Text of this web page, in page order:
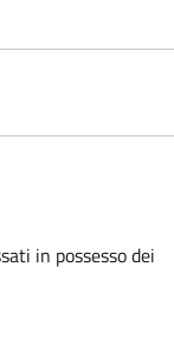
in possesso dei